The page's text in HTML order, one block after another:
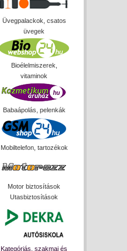
Üvegpalackok, csatos
üvegek
Bioélelmiszerek,
vitaminok
Babaápolás, pelenkák
Mobiltelefon, tartozékok
Motor biztosítások
Utasbiztosítások
Kategóriás, szakmai és